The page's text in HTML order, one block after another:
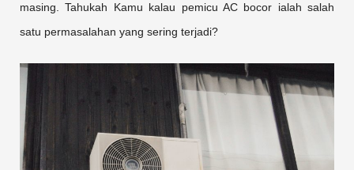
masing. Tahukah Kamu kalau pemicu AC bocor ialah salah
satu permasalahan yang sering terjadi?